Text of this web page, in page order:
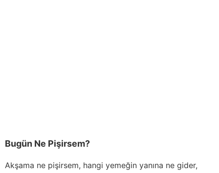
Bugün Ne Pişirsem?
Akşama ne pişirsem, hangi yemeğin yanına ne gider,